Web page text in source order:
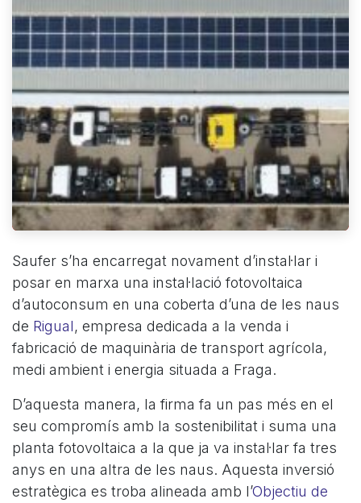
Saufer s’ha encarregat novament d’instal·lar i
posar en marxa una instal·lació fotovoltaica
d’autoconsum en una coberta d’una de les naus
de Rigual, empresa dedicada a la venda i
fabricació de maquinària de transport agrícola,
medi ambient i energia situada a Fraga.
D’aquesta manera, la firma fa un pas més en el
seu compromís amb la sostenibilitat i suma una
planta fotovoltaica a la que ja va instal·lar fa tres
anys en una altra de les naus. Aquesta inversió
estratègica es troba alineada amb l’Objectiu de